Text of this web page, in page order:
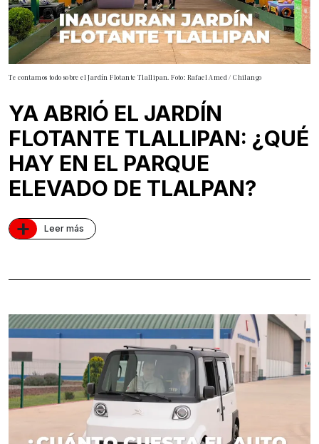
Te contamos todo sobre el Jardín Flotante Tlallipan. Foto: Rafael Amed / Chilango
YA ABRIÓ EL JARDÍN
FLOTANTE TLALLIPAN: ¿QUÉ
HAY EN EL PARQUE
ELEVADO DE TLALPAN?
+ Leer más